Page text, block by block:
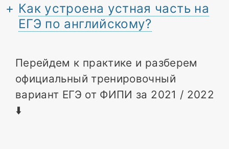
Как устроена устная часть на
ЕГЭ по английскому?
Перейдем к практике и разберем
официальный тренировочный
вариант ЕГЭ от ФИПИ за 2021 / 2022
⬇️